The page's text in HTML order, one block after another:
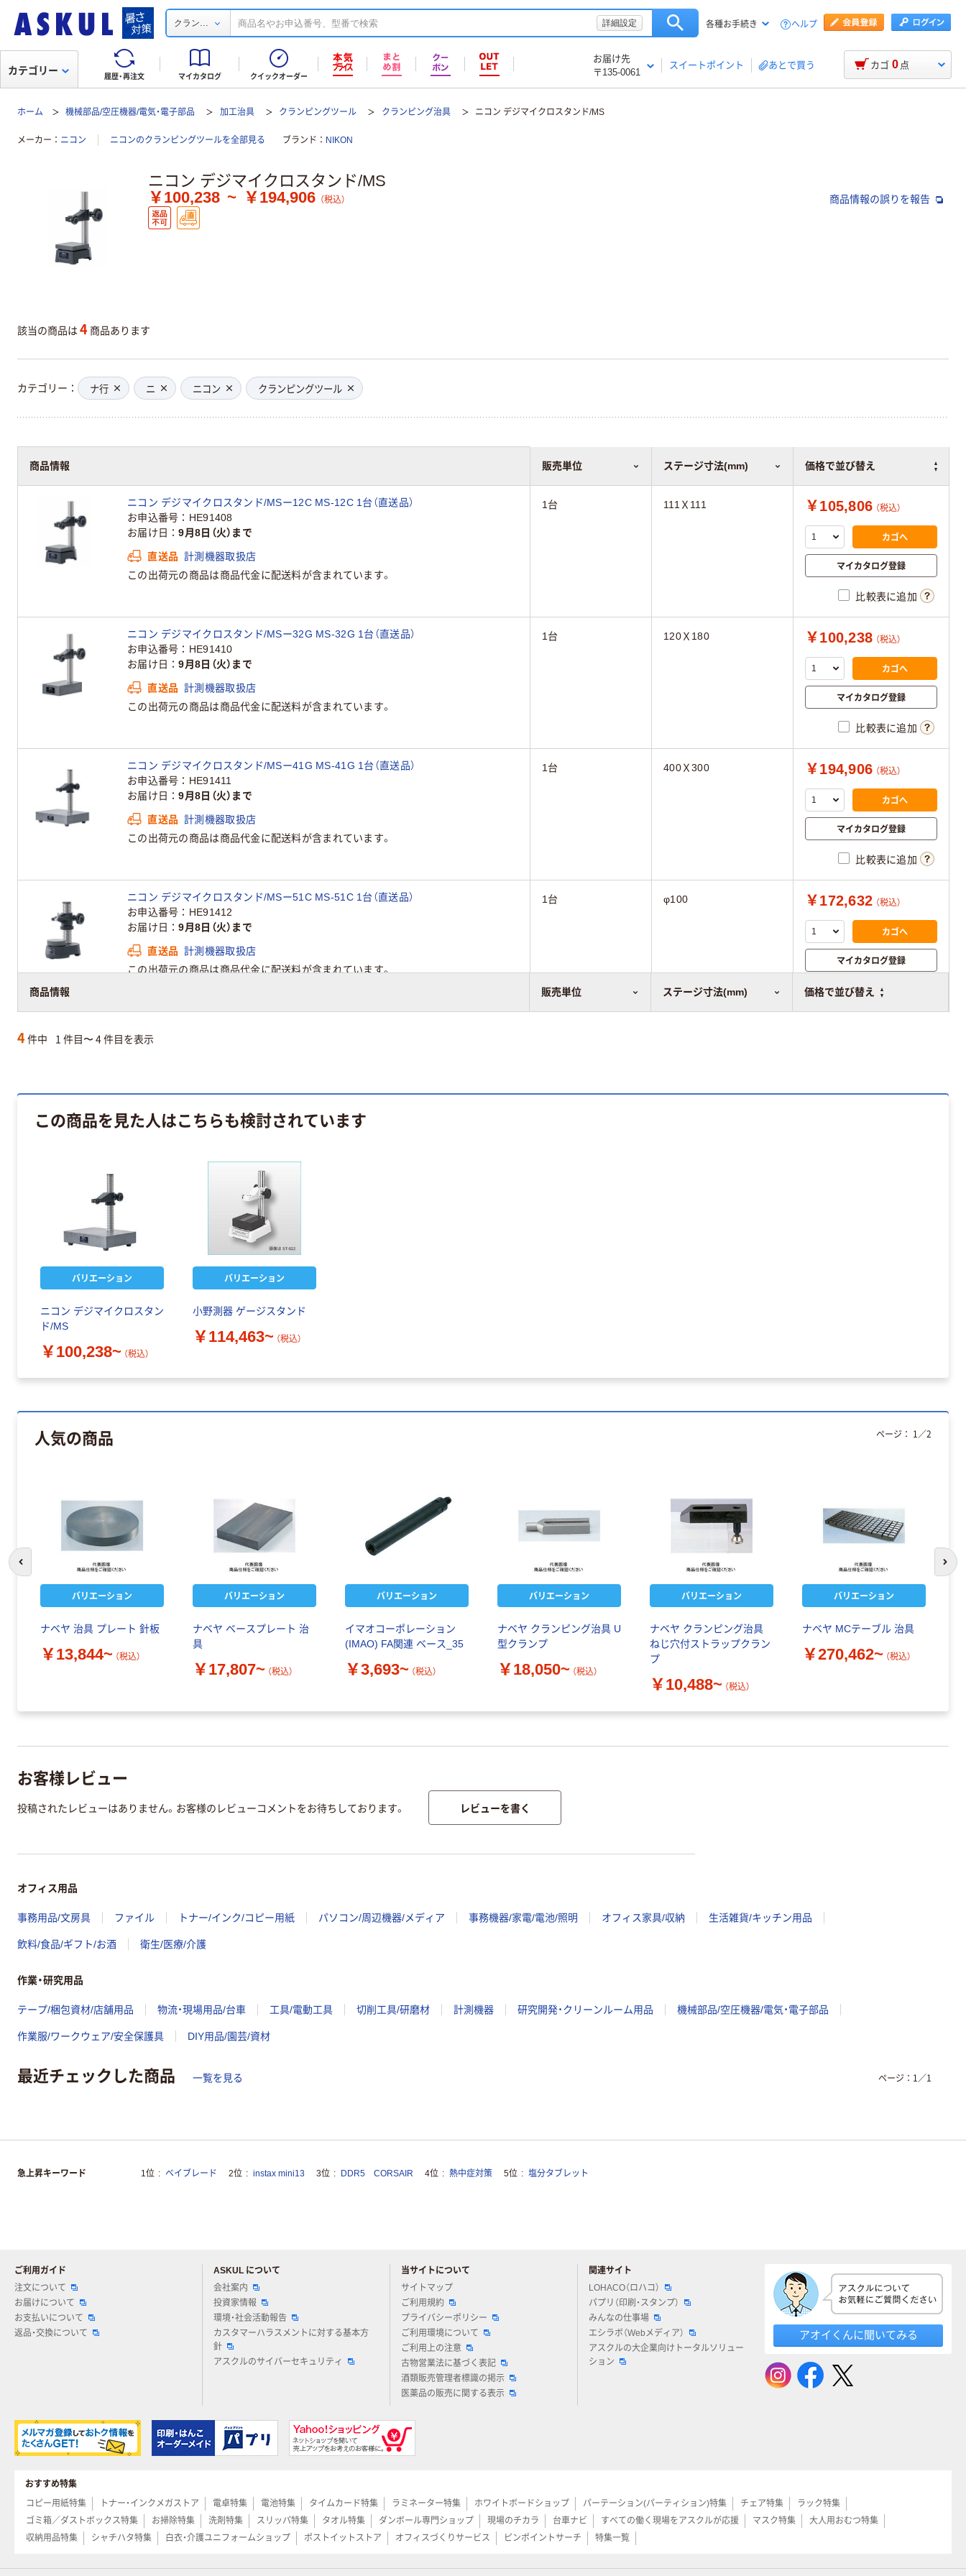
クラン... 詳細設定 各種お手続き ヘルプ
履歴・再注文 マイカタログ クイックオーダー
お届け先
〒135-0061
スイートポイント あとで買う
カテゴリー カゴ 0 点
ホーム 機械部品/空圧機器/電気・電子部品 加工治具 クランピングツール クランピング治具 ニコン デジマイクロスタンド/MS
メーカー ニコン ニコンのクランピングツールを全部見る ブランド NIKON
ニコン デジマイクロスタンド/MS
￥100,238 ~ ￥194,906 （税込） 商品情報の誤りを報告
該当の商品は 4 商品あります
カテゴリー ナ行 ニ ニコン クランピングツール
商品情報 販売単位 ステージ寸法(mm) 価格で並び替え
商品情報 販売単位 ステージ寸法(mm) 価格で並び替え
ニコン デジマイクロスタンド/MSー12C MS-12C 1台（直送品）
お申込番号
HE91408
お届け日
9月8日（火）まで
直送品 計測機器取扱店
この出荷元の商品は商品代金に配送料が含まれています。
1台 111Ｘ111 ￥105,806 （税込）
カゴへ
マイカタログ登録
比較表に追加
ニコン デジマイクロスタンド/MSー32G MS-32G 1台（直送品）
お申込番号
HE91410
お届け日
9月8日（火）まで
直送品 計測機器取扱店
この出荷元の商品は商品代金に配送料が含まれています。
1台 120Ｘ180 ￥100,238 （税込）
カゴへ
マイカタログ登録
比較表に追加
ニコン デジマイクロスタンド/MSー41G MS-41G 1台（直送品）
お申込番号
HE91411
お届け日
9月8日（火）まで
直送品 計測機器取扱店
この出荷元の商品は商品代金に配送料が含まれています。
1台 400Ｘ300 ￥194,906 （税込）
カゴへ
マイカタログ登録
比較表に追加
ニコン デジマイクロスタンド/MSー51C MS-51C 1台（直送品）
お申込番号
HE91412
お届け日
9月8日（火）まで
直送品 計測機器取扱店
この出荷元の商品は商品代金に配送料が含まれています。
1台 φ100 ￥172,632 （税込）
カゴへ
マイカタログ登録
比較表に追加
4 件中 1 件目〜 4 件目を表示
この商品を見た人はこちらも検討されています
バリエーション
ニコン デジマイクロスタン
ド/MS
￥100,238~ （税込）
バリエーション
小野測器 ゲージスタンド
￥114,463~ （税込）
人気の商品
バリエーション
ナベヤ 治具 プレート 針板
￥13,844~ （税込）
バリエーション
ナベヤ ベースプレート 治
具
￥17,807~ （税込）
バリエーション
イマオコーポレーション
(IMAO) FA関連 ベース_35
￥3,693~ （税込）
バリエーション
ナベヤ クランピング治具 U
型クランプ
￥18,050~ （税込）
バリエーション
ナベヤ クランピング治具
ねじ穴付ストラップクラン
プ
￥10,488~ （税込）
バリエーション
ナベヤ MCテーブル 治具
￥270,462~ （税込）
ページ： 1 ／2
前のスライドへ 次
お客様レビュー
投稿されたレビューはありません。お客様のレビューコメントをお待ちしております。 レビューを書く
オフィス用品
事務用品/文房具 ファイル トナー/インク/コピー用紙 パソコン/周辺機器/メディア 事務機器/家電/電池/照明 オフィス家具/収納 生活雑貨/キッチン用品
飲料/食品/ギフト/お酒 衛生/医療/介護
作業・研究用品
テープ/梱包資材/店舗用品 物流・現場用品/台車 工具/電動工具 切削工具/研磨材 計測機器 研究開発・クリーンルーム用品 機械部品/空圧機器/電気・電子部品
作業服/ワークウェア/安全保護具 DIY用品/園芸/資材
最近チェックした商品 一覧を見る ページ： 1 ／1
急上昇キーワード 1位 ベイブレード 2位 instax mini13 3位 DDR5 CORSAIR 4位 熱中症対策 5位 塩分タブレット
ご利用ガイド
注文について
お届けについて
お支払いについて
返品・交換について
ASKUL について
会社案内
投資家情報
環境・社会活動報告
カスタマーハラスメントに対する基本方
針
アスクルのサイバーセキュリティ
当サイトについて
サイトマップ
ご利用規約
プライバシーポリシー
ご利用環境について
ご利用上の注意
古物営業法に基づく表記
酒類販売管理者標識の掲示
医薬品の販売に関する表示
関連サイト
LOHACO（ロハコ）
パプリ（印刷・スタンプ）
みんなの仕事場
エシラボ（Webメディア）
アスクルの大企業向けトータルソリュー
ション
アオイくんに聞いてみる
おすすめ特集
コピー用紙特集
トナー・インクメガストア 電卓特集 電池特集 タイムカード特集 ラミネーター特集 ホワイトボードショップ パーテーション(パーティション)特集 チェア特集
ラック特集
ゴミ箱／ダストボックス特集
お掃除特集 洗剤特集 スリッパ特集 タオル特集 ダンボール専門ショップ 現場のチカラ 台車ナビ すべての働く現場をアスクルが応援 マスク特集
大人用おむつ特集
収納用品特集
シャチハタ特集 白衣・介護ユニフォームショップ ポストイットストア オフィスづくりサービス ピンポイントサーチ 特集一覧